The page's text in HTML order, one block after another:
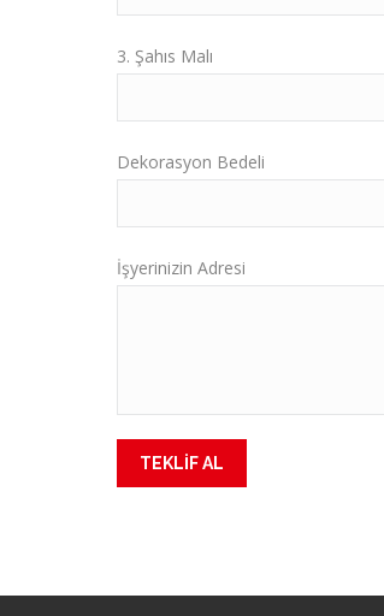
3. Şahıs Malı
Dekorasyon Bedeli
İşyerinizin Adresi